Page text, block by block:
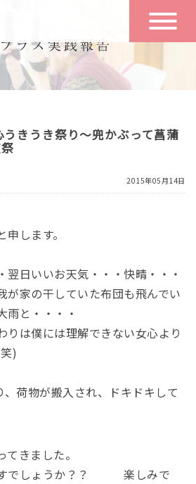
一日の流れ
空き状況
リクルート
お問い合わせ
きうき祭り～兜かぶって菖蒲
2015年05月14日
します。
翌日いいお天気・・・快晴・・・
が家の干していた布団も飛んでい
と・・・・
りは僕には理解できない女心より
)
荷物が搬入され、ドキドキして
きました。
でしょうか？？ 楽しみで